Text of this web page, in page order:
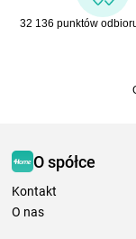
32 136 punktów
O spółce
Kontakt
O nas